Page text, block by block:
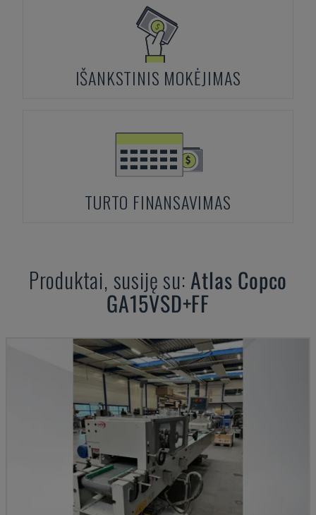
IŠANKSTINIS MOKĖJIMAS
TURTO FINANSAVIMAS
Produktai, susiję su:Atlas Copco
GA15VSD+FF